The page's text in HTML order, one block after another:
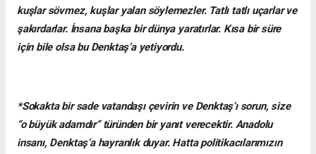
kuşlar sövmez, kuşlar yalan söylemezler. Tatlı tatlı uçarlar ve
şakırdarlar. İnsana başka bir dünya yaratırlar. Kısa bir süre
için bile olsa bu Denktaş’a yetiyordu.
*Sokakta bir sade vatandaşı çevirin ve Denktaş’ı sorun, size
“o büyük adamdır” türünden bir yanıt verecektir. Anadolu
insanı, Denktaş’a hayranlık duyar. Hatta politikacılarımızın